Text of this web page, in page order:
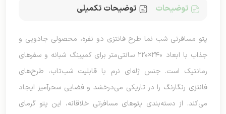
توضیحات توضیحات تکمیلی
پتو مسافرتی شب نما طرح فانتزی دو نفره، محصولی جادویی و
جذاب با ابعاد ۲۴۰×۲۲۰ سانتی‌متر برای کمپینگ شبانه و سفرهای
رمانتیک است. جنس ژله‌ای نرم با قابلیت شب‌تاب، طرح‌های
فانتزی رنگارنگ را در تاریکی می‌درخشد و فضایی سحرآمیز ایجاد
می‌کند. از دسته‌بندی پتوهای مسافرتی خلاقانه، این پتو گرمای